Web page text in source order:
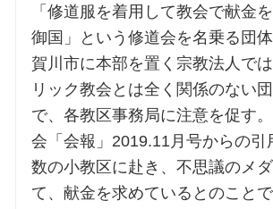
「修道服を着用して教会で献金
御国」という修道会を名乗る団
賀川市に本部を置く宗教法人で
リック教会とは全く関係のない
で、各教区事務局に注意を促す
会「会報」2019.11月号からの引
数の小教区に赴き、不思議のメ
て、献金を求めているとのこと